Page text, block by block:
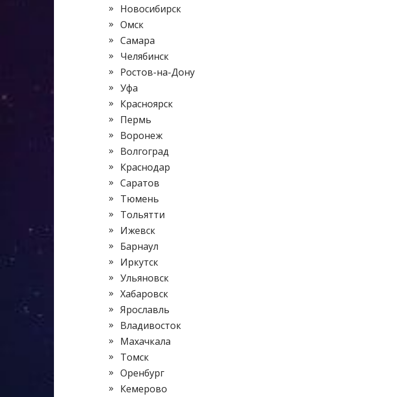
Новосибирск
Омск
Самара
Челябинск
Ростов-на-Дону
Уфа
Красноярск
Пермь
Воронеж
Волгоград
Краснодар
Саратов
Тюмень
Тольятти
Ижевск
Барнаул
Иркутск
Ульяновск
Хабаровск
Ярославль
Владивосток
Махачкала
Томск
Оренбург
Кемерово